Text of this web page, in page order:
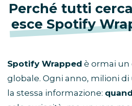
Perché tutti
esce Spotify
Spotify Wrapped è ormai
globale. Ogni anno, milioni
la stessa informazione: